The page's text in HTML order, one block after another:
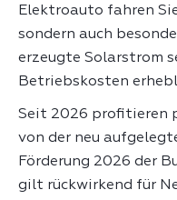
Elektroauto fahren
sondern auch
erzeugte Solarstrom
Betriebskosten
Seit 2026 profitieren
von der neu
Förderung 2026 der
gilt rückwirkend für